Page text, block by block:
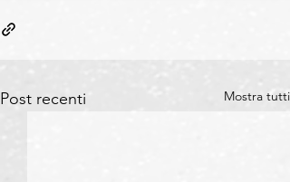
Post recenti Mostra tutti